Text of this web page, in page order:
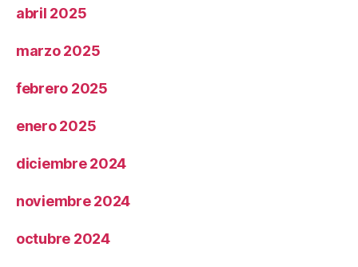
abril 2025
marzo 2025
febrero 2025
enero 2025
diciembre 2024
noviembre 2024
octubre 2024